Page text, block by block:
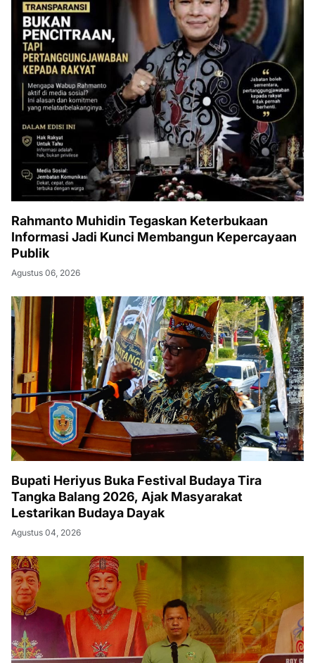
Rahmanto Muhidin Tegaskan Keterbukaan
Informasi Jadi Kunci Membangun Kepercayaan
Publik
Agustus 06, 2026
Bupati Heriyus Buka Festival Budaya Tira
Tangka Balang 2026, Ajak Masyarakat
Lestarikan Budaya Dayak
Agustus 04, 2026